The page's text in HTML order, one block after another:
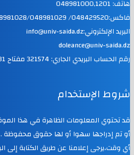
هاتف: 048981000,1201
فاكس:048429520/ 048981028/048981029
البريد الإلكتروني:info@univ-saida.dz
doleance@univ-saida.dz
رقم الحساب البريدي الجاري: 321574 مفتاح 31
شروط الإستخدام
قد تحتوي المعلومات الظاهرة في هذا
أو تم إدراجها سهوا أو لها حقوق محفوظة .
أي وقت،يرجى إعلامنا عن طريق الكتابة إلى